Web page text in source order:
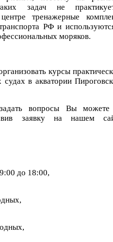
задач не
тренажерные
РФ и
моряков.
курсы
в акватории
вопросы Вы
заявку на нашем
до 18:00,